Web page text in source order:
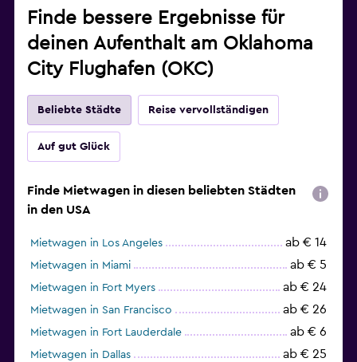
Finde bessere Ergebnisse für
deinen Aufenthalt am Oklahoma
City Flughafen (OKC)
Beliebte Städte Reise vervollständigen
Auf gut Glück
Finde Mietwagen in diesen beliebten Städten
in den USA
Mietwagen in Los Angeles ab € 14
Mietwagen in Miami ab € 5
Mietwagen in Fort Myers ab € 24
Mietwagen in San Francisco ab € 26
Mietwagen in Fort Lauderdale ab € 6
Mietwagen in Dallas ab € 25